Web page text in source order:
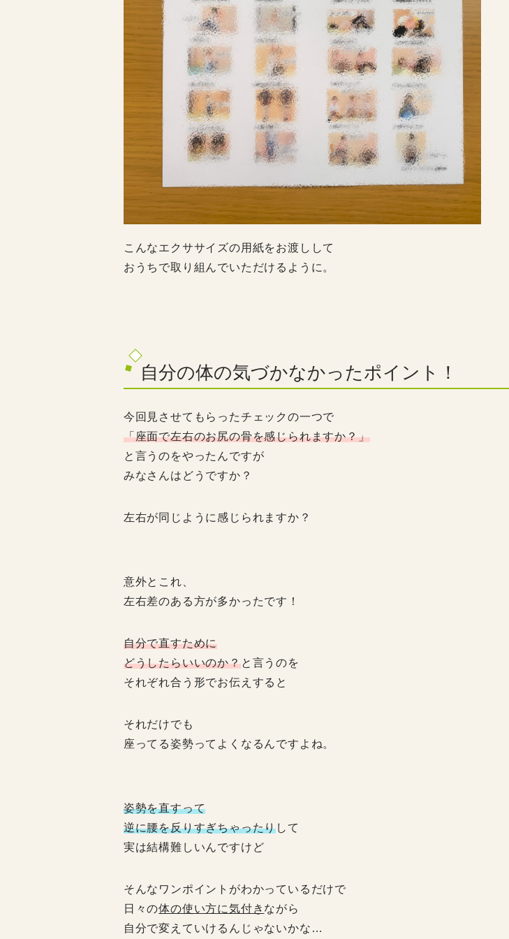
こんなエクササイズの用紙をお渡しして
おうちで取り組んでいただけるように。
自分の体の気づかなかったポイント！
今回見させてもらったチェックの一つで
「座面で左右のお尻の骨を感じられますか？」
と言うのをやったんですが
みなさんはどうですか？
左右が同じように感じられますか？
意外とこれ、
左右差のある方が多かったです！
自分で直すために
どうしたらいいのか？と言うのを
それぞれ合う形でお伝えすると
それだけでも
座ってる姿勢ってよくなる んですよね。
姿勢を直すって
逆に腰を反りすぎちゃったりして
実は結構難しいんですけど
そんな ワンポイント がわかっているだけで
日々の体の使い方に気付き ながら
自分で変えていけるんじゃないかな…